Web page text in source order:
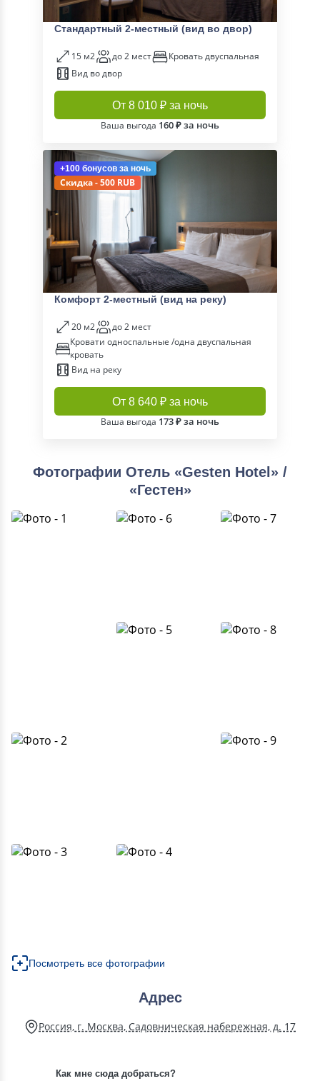
Стандартный 2-местный (вид во двор)
15 м2 до 2 мест
Кровать двуспальная
Вид во двор
От 8 010 ₽ за ночь
Ваша выгода 160 ₽ за ночь
+100 бонусов за ночь
Скидка - 500 RUB
Комфорт 2-местный (вид на реку)
20 м2
до 2 мест
Кровати односпальные /одна двуспальная
кровать
Вид на реку
От 8 640 ₽ за ночь
Ваша выгода 173 ₽ за ночь
Фотографии Отель «Gesten Hotel» /
«Гестен»
Посмотреть все фотографии
Адрес
Россия, г. Москва, Садовническая набережная, д. 17
Как мне сюда добраться?